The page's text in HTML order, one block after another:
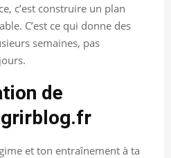
c’est construire un plan
C’est ce qui donne des
semaines, pas
de
et ton entraînement à ta